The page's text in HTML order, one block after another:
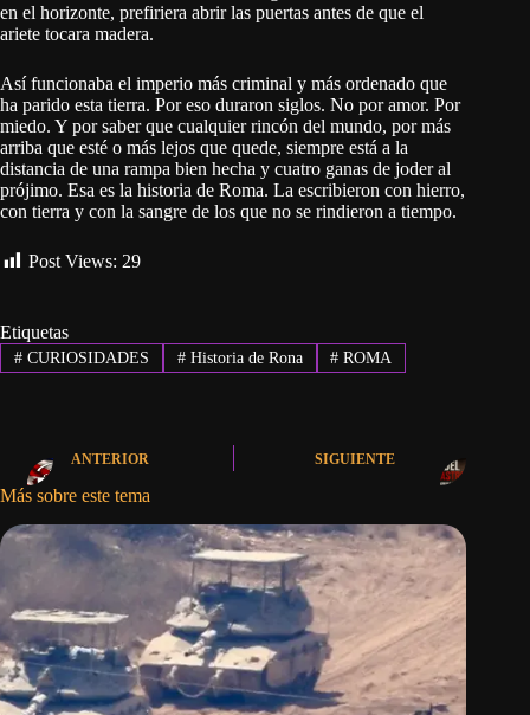
en el horizonte, prefiriera abrir las puertas antes de que el
ariete tocara madera.
Así funcionaba el imperio más criminal y más ordenado que
ha parido esta tierra. Por eso duraron siglos. No por amor. Por
miedo. Y por saber que cualquier rincón del mundo, por más
arriba que esté o más lejos que quede, siempre está a la
distancia de una rampa bien hecha y cuatro ganas de joder al
prójimo. Esa es la historia de Roma. La escribieron con hierro,
con tierra y con la sangre de los que no se rindieron a tiempo.
Post Views: 29
Etiquetas
#CURIOSIDADES #Historia de Rona # ROMA
ANTERIOR SIGUIENTE
Más sobre este tema